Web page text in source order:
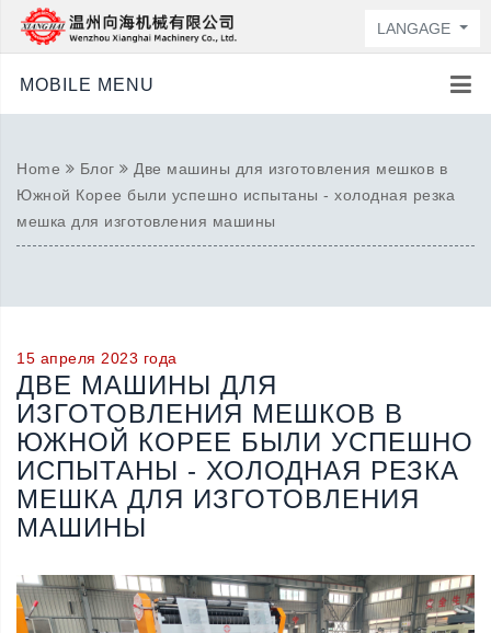
LANGAGE
MOBILE MENU
Home Блог
Две машины для изготовления мешков в
Южной Корее были успешно испытаны - холодная резка
мешка для изготовления машины
15 апреля 2023 года
ДВЕ МАШИНЫ ДЛЯ
ИЗГОТОВЛЕНИЯ МЕШКОВ В
ЮЖНОЙ КОРЕЕ БЫЛИ УСПЕШНО
ИСПЫТАНЫ - ХОЛОДНАЯ РЕЗКА
МЕШКА ДЛЯ ИЗГОТОВЛЕНИЯ
МАШИНЫ